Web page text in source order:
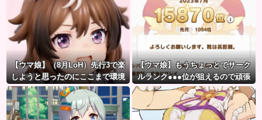
【ウマ娘】（8月LoH）先行3で楽
しようと思ったのにここまで環境
が変わるとは思わなかったのだ…
【ウマ娘】もうちょっとでサーク
ルランク●●●位が狙えるので頑張
りましょう。← これ